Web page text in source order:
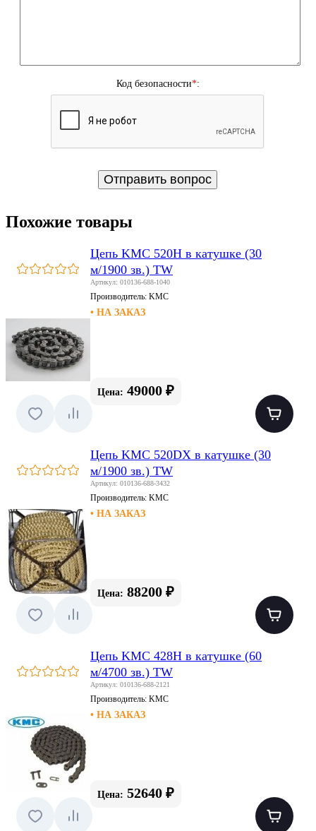
Код безопасности*:
Похожие товары
Цепь KMC 520H в катушке (30
м/1900 зв.) TW
Артикул: 010136-688-1040
Производитель: KMC
• НА ЗАКАЗ
Цена: 49000 ₽
Цепь KMC 520DX в катушке (30
м/1900 зв.) TW
Артикул: 010136-688-3432
Производитель: KMC
• НА ЗАКАЗ
Цена: 88200 ₽
Цепь KMC 428H в катушке (60
м/4700 зв.) TW
Артикул: 010136-688-2121
Производитель: KMC
• НА ЗАКАЗ
Цена: 52640 ₽